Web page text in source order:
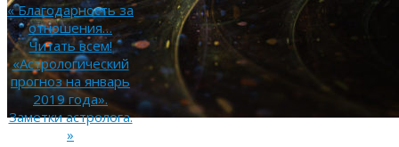
«Благодарность за
отношения…
Читать всем!
«Астрологический
прогноз на январь
2019 года».
Заметки астролога.
»